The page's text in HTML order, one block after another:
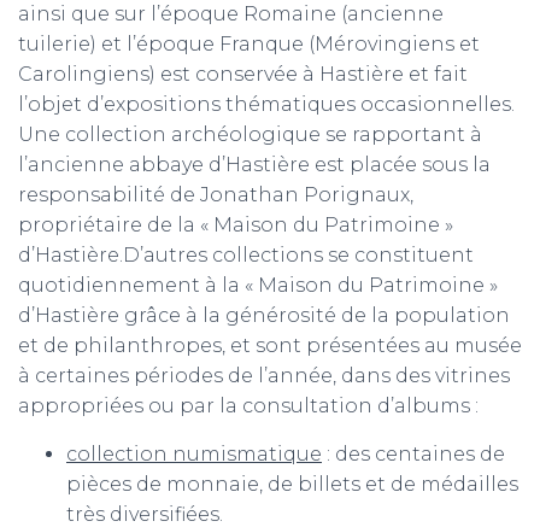
ainsi que sur l’époque Romaine (ancienne
tuilerie) et l’époque Franque (Mérovingiens et
Carolingiens) est conservée à Hastière et fait
l’objet d’expositions thématiques occasionnelles.
Une collection archéologique se rapportant à
l’ancienne abbaye d’Hastière est placée sous la
responsabilité de Jonathan Porignaux,
propriétaire de la « Maison du Patrimoine »
d’Hastière.D’autres collections se constituent
quotidiennement à la « Maison du Patrimoine »
d’Hastière grâce à la générosité de la population
et de philanthropes, et sont présentées au musée
à certaines périodes de l’année, dans des vitrines
appropriées ou par la consultation d’albums :
collection numismatique : des centaines de
pièces de monnaie, de billets et de médailles
très diversifiées.